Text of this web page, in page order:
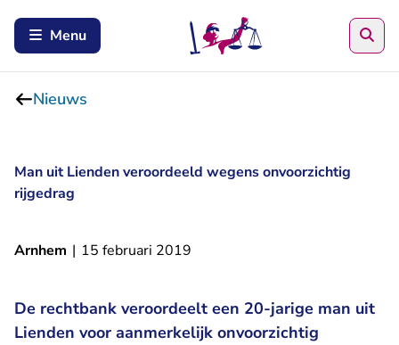
Menu
Nieuws
Man uit Lienden veroordeeld wegens onvoorzichtig
rijgedrag
Arnhem | 15 februari 2019
De rechtbank veroordeelt een 20-jarige man uit
Lienden voor aanmerkelijk onvoorzichtig